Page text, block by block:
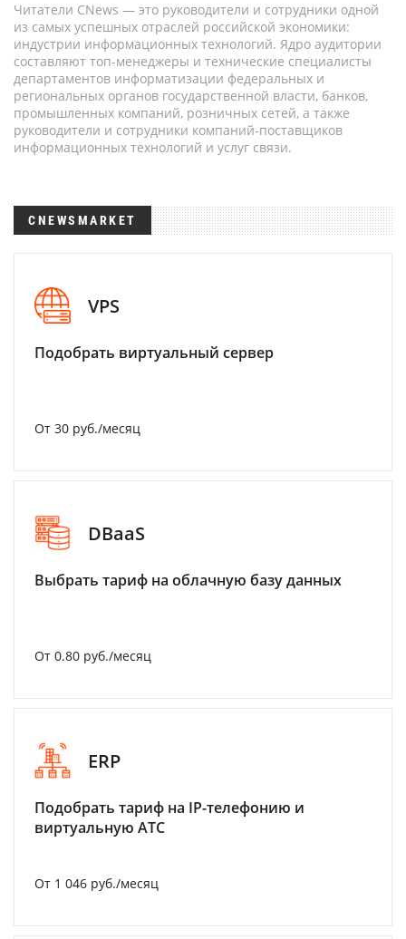
Читатели CNews — это руководители и сотрудники одной
из самых успешных отраслей российской экономики:
индустрии информационных технологий. Ядро аудитории
составляют топ-менеджеры и технические специалисты
департаментов информатизации федеральных и
региональных органов государственной власти, банков,
промышленных компаний, розничных сетей, а также
руководители и сотрудники компаний-поставщиков
информационных технологий и услуг связи.
CNEWSMARKET
VPS
Подобрать виртуальный сервер
От 30 руб./месяц
DBaaS
Выбрать тариф на облачную базу данных
От 0.80 руб./месяц
ERP
Подобрать тариф на IP-телефонию и
виртуальную АТС
От 1 046 руб./месяц